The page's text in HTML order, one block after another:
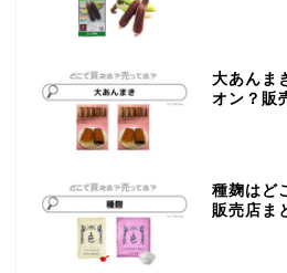
大あんま
オン？販
種麹はど
販売店ま